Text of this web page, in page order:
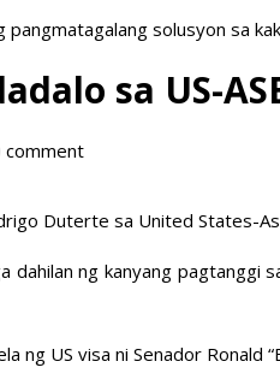
pangmatagalang solusyon sa
sa US-
comment
Duterte sa United States-
dahilan ng kanyang
ng US visa ni Senador Ronald